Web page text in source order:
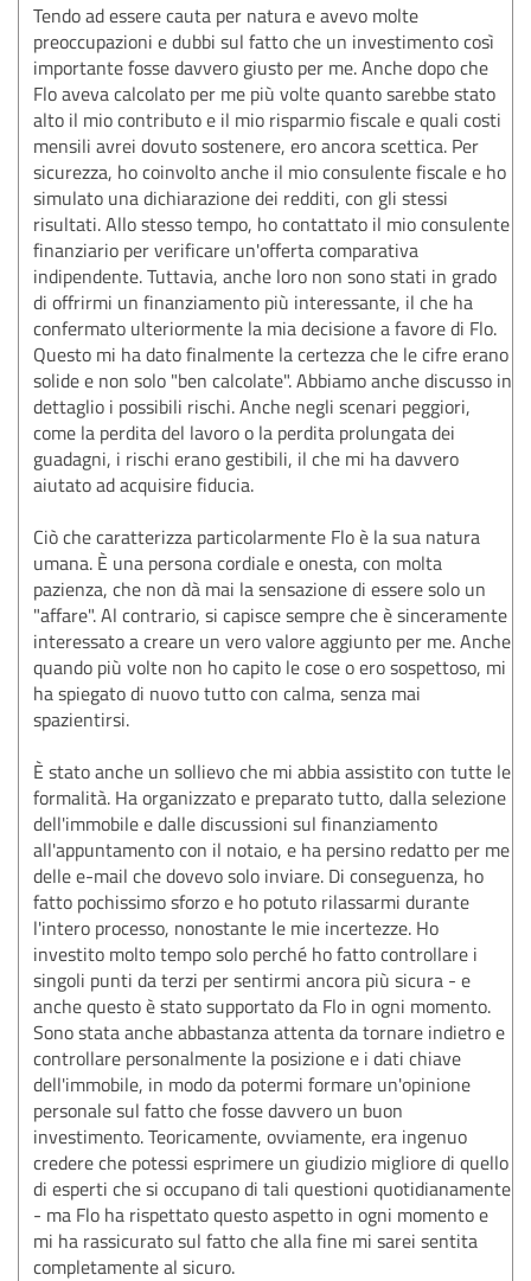
Tendo ad essere cauta per natura e avevo molte
preoccupazioni e dubbi sul fatto che un investimento così
importante fosse davvero giusto per me. Anche dopo che
Flo aveva calcolato per me più volte quanto sarebbe stato
alto il mio contributo e il mio risparmio fiscale e quali costi
mensili avrei dovuto sostenere, ero ancora scettica. Per
sicurezza, ho coinvolto anche il mio consulente fiscale e ho
simulato una dichiarazione dei redditi, con gli stessi
risultati. Allo stesso tempo, ho contattato il mio consulente
finanziario per verificare un'offerta comparativa
indipendente. Tuttavia, anche loro non sono stati in grado
di offrirmi un finanziamento più interessante, il che ha
confermato ulteriormente la mia decisione a favore di Flo.
Questo mi ha dato finalmente la certezza che le cifre erano
solide e non solo "ben calcolate". Abbiamo anche discusso in
dettaglio i possibili rischi. Anche negli scenari peggiori,
come la perdita del lavoro o la perdita prolungata dei
guadagni, i rischi erano gestibili, il che mi ha davvero
aiutato ad acquisire fiducia.
Ciò che caratterizza particolarmente Flo è la sua natura
umana. È una persona cordiale e onesta, con molta
pazienza, che non dà mai la sensazione di essere solo un
"affare". Al contrario, si capisce sempre che è sinceramente
interessato a creare un vero valore aggiunto per me. Anche
quando più volte non ho capito le cose o ero sospettoso, mi
ha spiegato di nuovo tutto con calma, senza mai
spazientirsi.
È stato anche un sollievo che mi abbia assistito con tutte le
formalità. Ha organizzato e preparato tutto, dalla selezione
dell'immobile e dalle discussioni sul finanziamento
all'appuntamento con il notaio, e ha persino redatto per me
delle e-mail che dovevo solo inviare. Di conseguenza, ho
fatto pochissimo sforzo e ho potuto rilassarmi durante
l'intero processo, nonostante le mie incertezze. Ho
investito molto tempo solo perché ho fatto controllare i
singoli punti da terzi per sentirmi ancora più sicura - e
anche questo è stato supportato da Flo in ogni momento.
Sono stata anche abbastanza attenta da tornare indietro e
controllare personalmente la posizione e i dati chiave
dell'immobile, in modo da potermi formare un'opinione
personale sul fatto che fosse davvero un buon
investimento. Teoricamente, ovviamente, era ingenuo
credere che potessi esprimere un giudizio migliore di quello
di esperti che si occupano di tali questioni quotidianamente
- ma Flo ha rispettato questo aspetto in ogni momento e
mi ha rassicurato sul fatto che alla fine mi sarei sentita
completamente al sicuro.